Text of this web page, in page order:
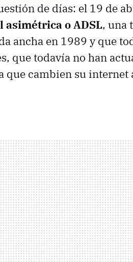
de días: el 19 de
asimétrica o ADSL, una
ancha en 1989 y que
que todavía no han
que cambien su internet